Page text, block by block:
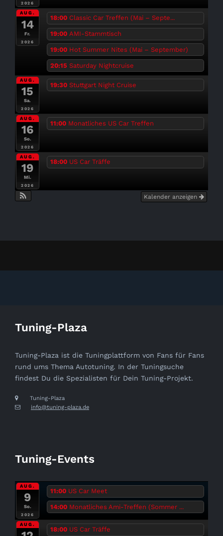
2026
AUG.
14
Fr.
2026
18:00 Classic Car Treffen (Mai – Septe...
19:00 AMI-Stammtisch
19:00 Hot Summer Nites (Mai – September)
20:15 Saturday Nightcruise
AUG.
15
Sa.
2026
19:30 Stuttgart Night Cruise
AUG.
16
So.
2026
11:00 Monatliches US Car Treffen
AUG.
19
Mi.
2026
18:00 US Car Träffe
Kalender anzeigen
Tuning-Plaza
Tuning-Plaza ist die Tuningplattform von Fans für Fans
rund ums Thema Autotuning. In der Tuningsuche
findest Du die Spezialisten für Dein Tuning-Projekt.
Tuning-Plaza
info@tuning-plaza.de
Tuning-Events
AUG.
9
So.
2026
11:00 US Car Meet
14:00 Monatliches Ami-Treffen (Sommer ...
AUG.
18:00 US Car Träffe